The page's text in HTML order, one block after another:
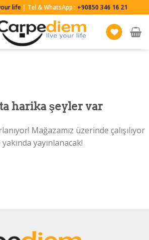
life| Tel & WhatsApp : +90850 346 16 21
harika şeyler var
Mağazamız üzerinde çalışılıyor
yakında yayınlanacak!